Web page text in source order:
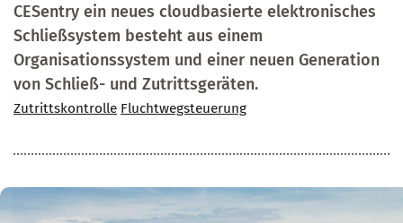
CESentry ein neues cloudbasierte elektronisches
Schließsystem besteht aus einem
Organisationssystem und einer neuen Generation
von Schließ- und Zutrittsgeräten.
Zutrittskontrolle Fluchtwegsteuerung